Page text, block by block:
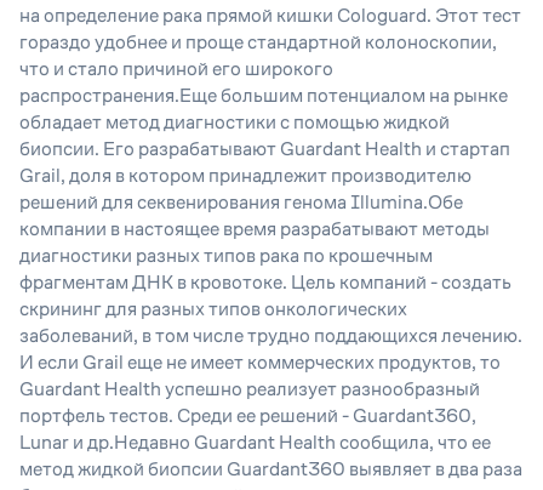
на определение рака прямой кишки Cologuard. Этот тест
гораздо удобнее и проще стандартной колоноскопии,
что и стало причиной его широкого
распространения.Еще большим потенциалом на рынке
обладает метод диагностики с помощью жидкой
биопсии. Его разрабатывают Guardant Health и стартап
Grail, доля в котором принадлежит производителю
решений для секвенирования генома Illumina.Обе
компании в настоящее время разрабатывают методы
диагностики разных типов рака по крошечным
фрагментам ДНК в кровотоке. Цель компаний - создать
скрининг для разных типов онкологических
заболеваний, в том числе трудно поддающихся лечению.
И если Grail еще не имеет коммерческих продуктов, то
Guardant Health успешно реализует разнообразный
портфель тестов. Среди ее решений - Guardant360,
Lunar и др.Недавно Guardant Health сообщила, что ее
метод жидкой биопсии Guardant360 выявляет в два раза